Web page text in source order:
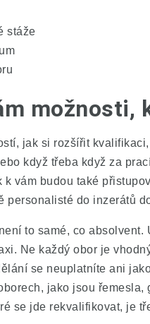
stáže
možnosti,
jak si rozšířit
když třeba když za
k vám budou také
personalisté do inzerátů
to samé, co absolvent.
Ne každý obor je
se neuplatníte ani
jako jsou
se jde rekvalifikovat, je